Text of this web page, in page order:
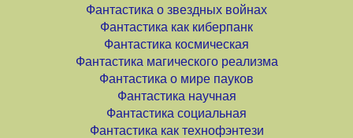
Фантастика о звездных войнах
Фантастика как киберпанк
Фантастика космическая
Фантастика магического реализма
Фантастика о мире пауков
Фантастика научная
Фантастика социальная
Фантастика как технофэнтези